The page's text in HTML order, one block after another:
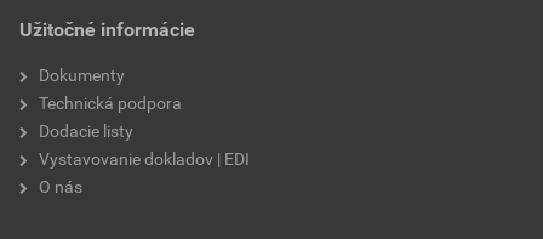
Užitočné informácie
Dokumenty
Technická podpora
Dodacie listy
Vystavovanie dokladov | EDI
O nás